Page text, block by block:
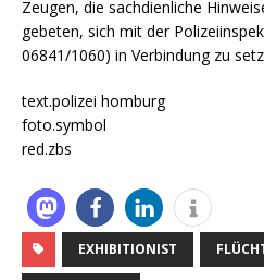
Zeugen, die sachdienliche
gebeten, sich mit der
06841/1060) in Verbindung zu
text.polizei homburg
foto.symbol
red.zbs
EXHIBITIONIST